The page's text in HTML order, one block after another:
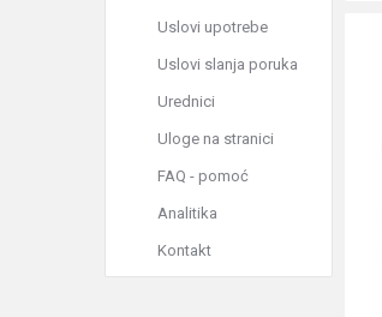
Uslovi upotrebe
Uslovi slanja poruka
Urednici
Uloge na stranici
FAQ - pomoć
Analitika
Kontakt